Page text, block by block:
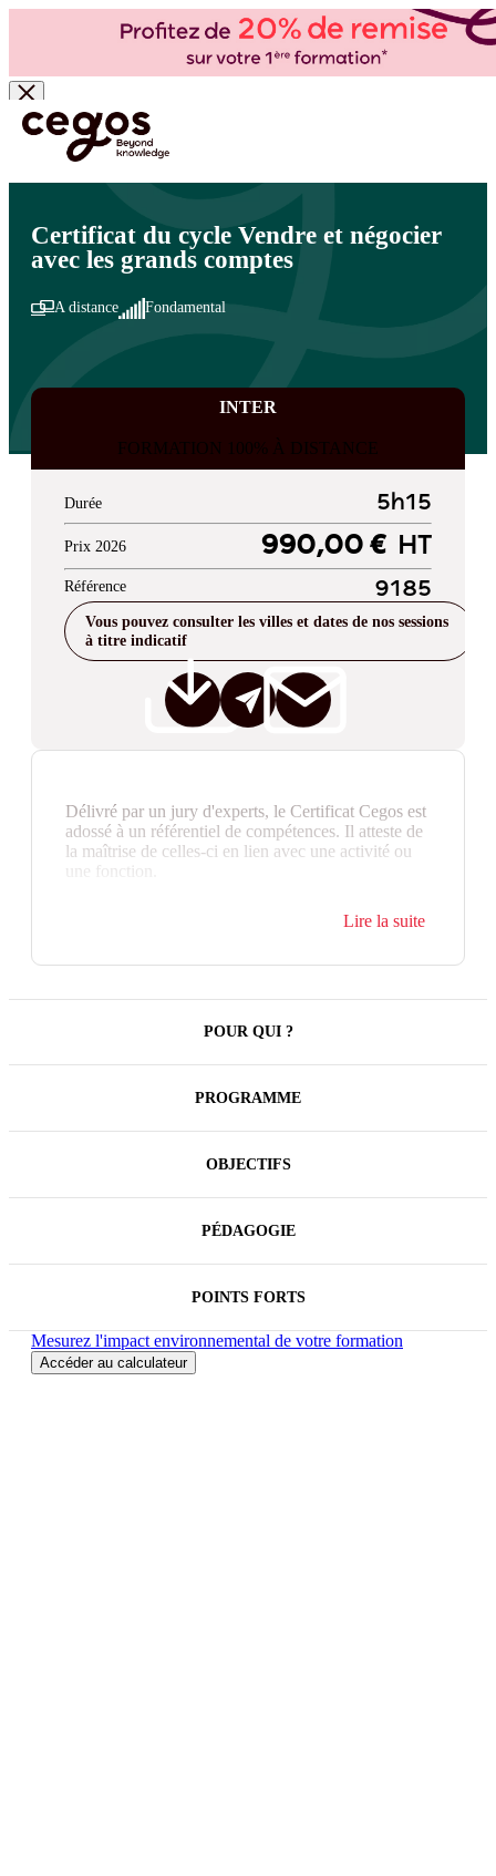
Skip to main content
Vous êtes ici : Accueil >Cegos, organisme de formation à Paris et en régions
>Vente et négociation
Certificat du cycle Vendre et négocier
avec les grands comptes
A distance Fondamental
INTER
FORMATION 100% À DISTANCE
Durée 5h15
Prix 2026 990,00 € HT
Référence 9185
Vous pouvez consulter les villes et dates de nos sessions
à titre indicatif
Délivré par un jury d'experts, le Certificat Cegos est
adossé à un référentiel de compétences. Il atteste de
la maîtrise de celles-ci en lien avec une activité ou
une fonction.
Lire la suite
POUR QUI ?
PROGRAMME
OBJECTIFS
PÉDAGOGIE
POINTS FORTS
Mesurez l'impact environnemental de votre formation
Accéder au calculateur